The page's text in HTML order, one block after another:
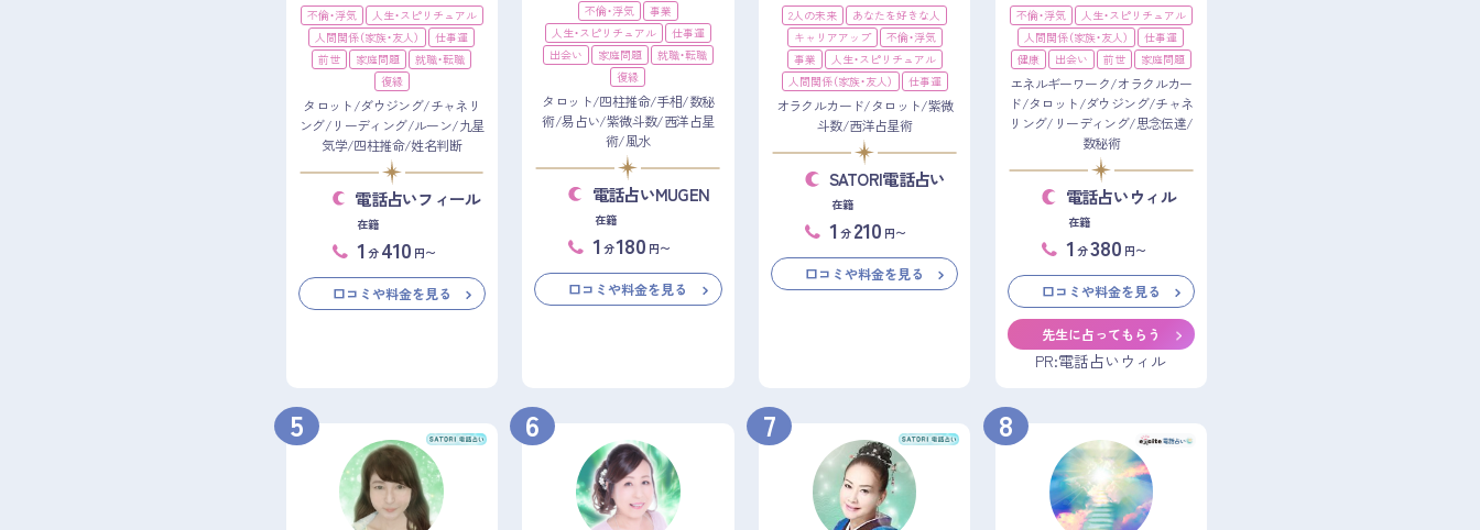
不倫・浮気
人生・スピリチュアル
人間関係（家族・友人）
仕事運
前世
家庭問題
就職・転職
復縁
タロット/ダウジング/チャネリ
ング/リーディング/ルーン/九星
気学/四柱推命/姓名判断
電話占いフィール
在籍
1 分 410 円〜
口コミや料金を見る
不倫・浮気
事業
人生・スピリチュアル
仕事運
出会い
家庭問題
就職・転職
復縁
タロット/四柱推命/手相/数秘
術/易占い/紫微斗数/西洋占星
術/風水
電話占いMUGEN
在籍
1 分180 円〜
口コミや料金を見る
2人の未来
あなたを好きな人
キャリアアップ
不倫・浮気
事業
人生・スピリチュアル
人間関係（家族・友人）
仕事運
オラクルカード/タロット/紫微
斗数/西洋占星術
SATORI電話占い
在籍
1 分 210 円〜
口コミや料金を見る
不倫・浮気
人生・スピリチュアル
人間関係（家族・友人）
仕事運
健康
出会い 前世 家庭問題
エネルギーワーク/オラクルカー
ド/タロット/ダウジング/チャネ
リング/リーディング/思念伝達/
数秘術
電話占いウィル
在籍
1 分380 円〜
口コミや料金を見る
先生に占ってもらう
PR:電話占いウィル
5 6 7 8